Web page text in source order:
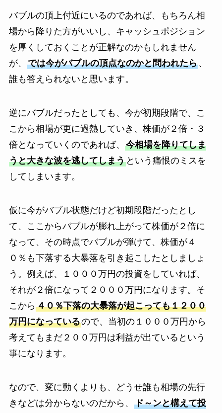
バブルの頂上付近にいるのであれば、もちろん相
場から降りた方がいいし、キャッシュポジション
を厚くしておくことが正解なのかもしれません
が、 では今がバブルの頂点なのかと問われたら、
誰も答えられないと思います。
逆にバブルだったとしても、今が初期段階で、こ
こから相場が更に過熱していき、株価が２倍・３
倍となっていくのであれば、 今相場を降りてしま
うと大きな波を逃してしまうという痛恨のミスを
してしまいます。
仮に今がバブル状態だけど初期段階だったとし
て、ここからバブルが膨れ上がって株価が２倍に
なって、その時点でバブルが弾けて、株価が４
０％も下落する大暴落を引き起こしたとしましょ
う。例えば、１０００万円の投資をしていれば、
それが２倍になって２０００万円になります。そ
こから４０％下落の大暴落が起こっても１２００
万円になっているので、当初の１０００万円から
考えてもまだ２００万円は利益が出ているという
事になります。
なので、変に動くよりも、どうせ誰も相場の先行
きなどは分からないのだから、 ド～ンと構えて投